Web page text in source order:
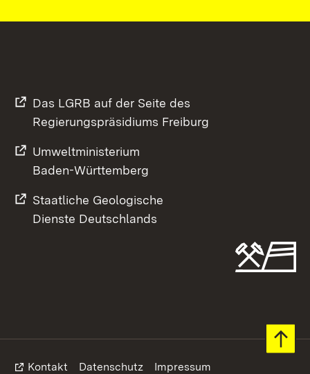
Das LGRB auf der Seite des
Regierungspräsidiums Freiburg
Umweltministerium
Baden-Württemberg
Staatliche Geologische
Dienste Deutschlands
Footer
Kontakt Datenschutz Impressum